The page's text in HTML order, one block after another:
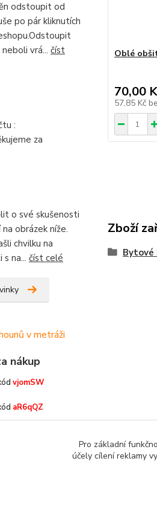
odstoupit od
po pár kliknutích
vrá... číst
:
za
o své skušenosti
obrázek níže.
chvilku na
na... číst celé
nákup
vjomSW
aR6qQZ
Oblé
70,00
57,85 Kč
Zboží
Bytové
Pro základní
účely cílení reklamy